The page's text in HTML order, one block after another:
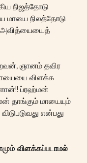
நிஜத்தோடு
மாயை நிலத்தோடு
அவித்யையைத்
ஞானம் தவிர
விளக்க
ப்ரஹ்மன்
தாங்கும் மாயையும்
என்பது
விளக்கப்படாமல்